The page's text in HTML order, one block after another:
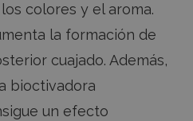
colores y el aroma.
la formación de
cuajado. Además,
bioctivadora
un efecto